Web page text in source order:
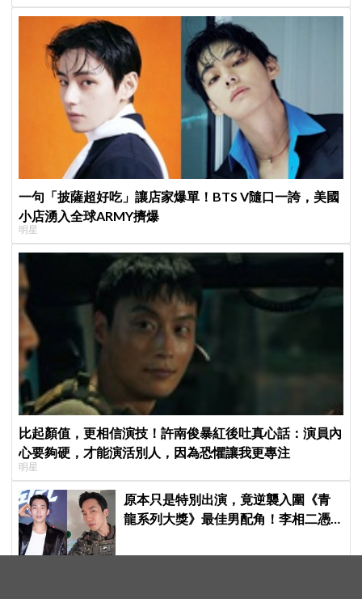
一句「披薩超好吃」讓店家爆單！BTS V隨口一誇，美國
小店湧入全球ARMY擠爆
明星
比起顏值，更相信演技！許南俊暴紅後吐真心話：演員內
心要夠硬，才能演活別人，因為恐懼讓我更專注
明星
原本只是特別出演，竟逆襲入圍《青
龍系列大獎》最佳男配角！李相二憑
別出演」傳奇